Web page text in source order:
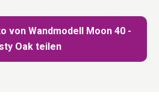
von Wandmodell Moon 40 -
Oak teilen